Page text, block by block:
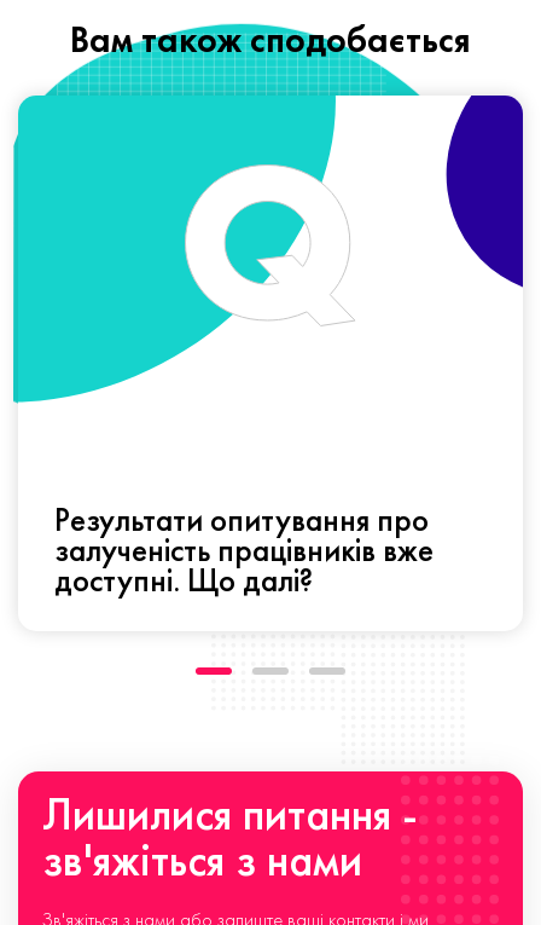
Вам також сподобається
Результати опитування про
залученість працівників вже
доступні. Що далі?
Лишилися питання -
зв'яжіться з нами
Зв'яжіться з нами або залиште ваші контакти і ми